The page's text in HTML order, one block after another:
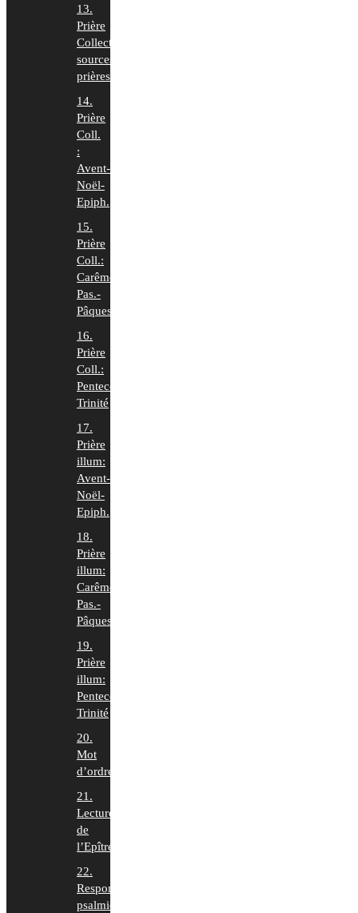
13.
Prière
Collecte:
sources
prières
14.
Prière
Coll.
:
Avent-
Noël-
Epiph.
15.
Prière
Coll.:
Carême-
Pas.-
Pâques
16.
Prière
Coll.:
Pentecôte-
Trinité
17.
Prière
illum:
Avent-
Noël-
Epiph.
18.
Prière
illum:
Carême-
Pas.-
Pâques
19.
Prière
illum:
Pentecôte-
Trinité
20.
Mot
d’ordre
21.
Lecture
de
l’Epître
22.
Responsoriums
psalmiques